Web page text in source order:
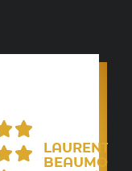
LAURENT
BEAUMONT